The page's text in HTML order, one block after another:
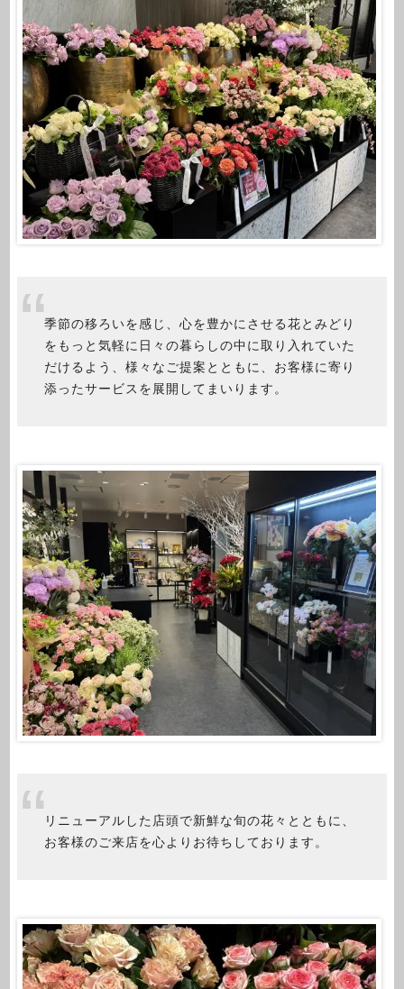
季節の移ろいを感じ、心を豊かにさせる花とみどり
をもっと気軽に日々の暮らしの中に取り入れていた
だけるよう、様々なご提案とともに、お客様に寄り
添ったサービスを展開してまいります。
リニューアルした店頭で新鮮な旬の花々とともに、
お客様のご来店を心よりお待ちしております。